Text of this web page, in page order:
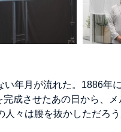
年月が流れた。1886年
成させたあの日から、
々は腰を抜かしただろ